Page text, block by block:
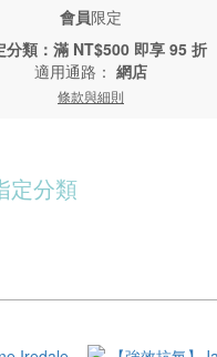
1
0
會員限定
分類：滿 NT$500 即享 95 折
適用通路： 網店
條款與細則
定分類